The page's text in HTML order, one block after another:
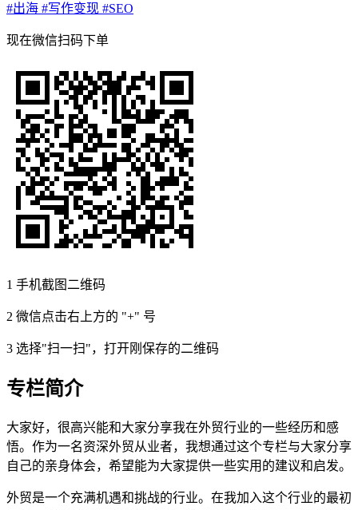
#出海 #写作变现 #SEO
现在微信扫码下单
1 手机截图二维码
2 微信点击右上方的 "+" 号
3 选择"扫一扫"，打开刚保存的二维码
专栏简介
大家好，很高兴能和大家分享我在外贸行业的一些经历和感
悟。作为一名资深外贸从业者，我想通过这个专栏与大家分享
自己的亲身体会，希望能为大家提供一些实用的建议和启发。
外贸是一个充满机遇和挑战的行业。在我加入这个行业的最初